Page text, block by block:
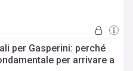
per Gasperini: perché
per arrivare a